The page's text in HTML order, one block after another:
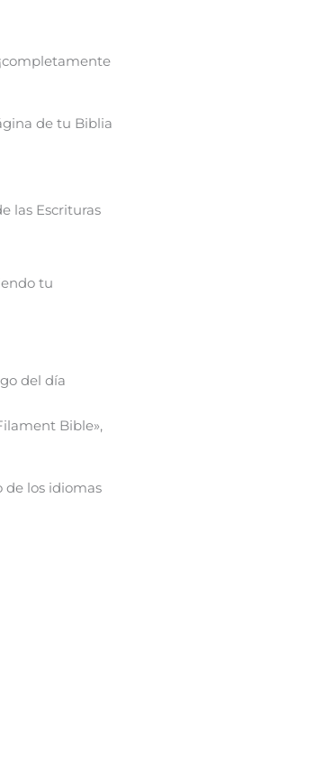
de tu Biblia
las Escrituras
tu
del día
Bible»,
de los idiomas